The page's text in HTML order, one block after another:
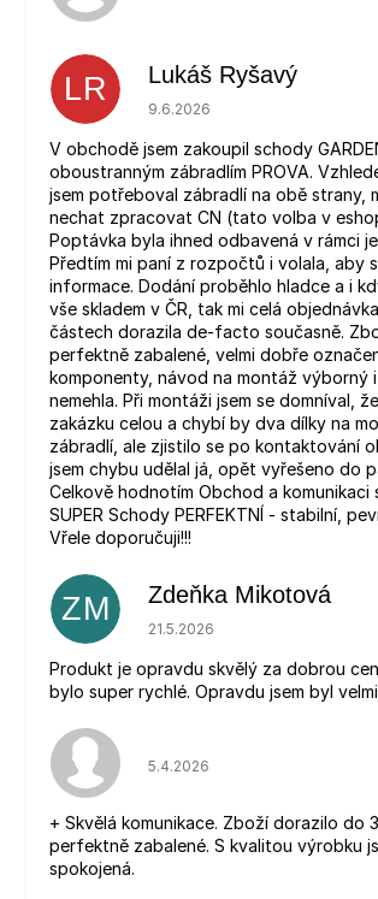
LR Lukáš Ryšavý
Hodnocení obchodu je 5 z 5
9.6.2026
V obchodě jsem zakoupil schody
oboustranným zábradlím PROVA.
jsem potřeboval zábradlí na obě strany,
nechat zpracovat CN (tato volba v
Poptávka byla ihned odbavená v rámci
Předtím mi paní z rozpočtů i volala, aby
informace. Dodání proběhlo hladce a i
vše skladem v ČR, tak mi celá
částech dorazila de-facto současně.
perfektně zabalené, velmi dobře
komponenty, návod na montáž výborný
nemehla. Při montáži jsem se domníval,
zakázku celou a chybí by dva dílky na
zábradlí, ale zjistilo se po kontaktování
jsem chybu udělal já, opět vyřešeno do
Celkově hodnotím Obchod a komunikaci
SUPER Schody PERFEKTNÍ - stabilní,
Vřele doporučuji!!!
ZM Zdeňka Mikotová
Hodnocení obchodu je 5 z 5
21.5.2026
Produkt je opravdu skvělý za dobrou
bylo super rychlé. Opravdu jsem byl
Hodnocení obchodu je 5 z 5
5.4.2026
+ Skvělá komunikace. Zboží dorazilo do
perfektně zabalené. S kvalitou výrobku
spokojená.